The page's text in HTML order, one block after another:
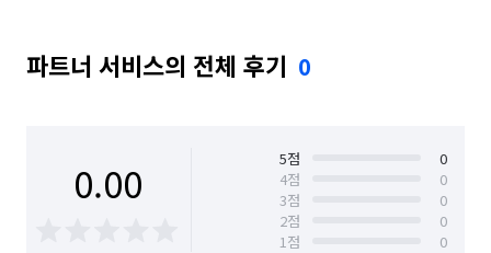
파트너 서비스의 전체 후기 0
0.00 5점
0
4점
0
3점
0
2점
0
1점
0